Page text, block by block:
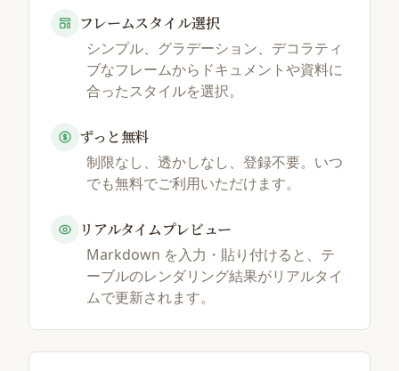
フレームスタイル選択
シンプル、グラデーション、デコラティ
ブなフレームからドキュメントや資料に
合ったスタイルを選択。
ずっと無料
制限なし、透かしなし、登録不要。いつ
でも無料でご利用いただけます。
リアルタイムプレビュー
Markdown を入力・貼り付けると、テ
ーブルのレンダリング結果がリアルタイ
ムで更新されます。